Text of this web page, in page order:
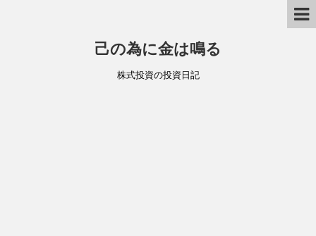
己の為に金は鳴る
株式投資の投資日記